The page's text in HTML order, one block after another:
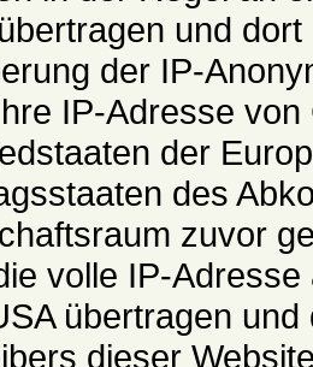
und
der IP-
IP-Adresse
der
des
zuvor
volle IP-
übertragen
dieser